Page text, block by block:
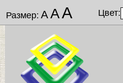
Размер: ААА Цвет: